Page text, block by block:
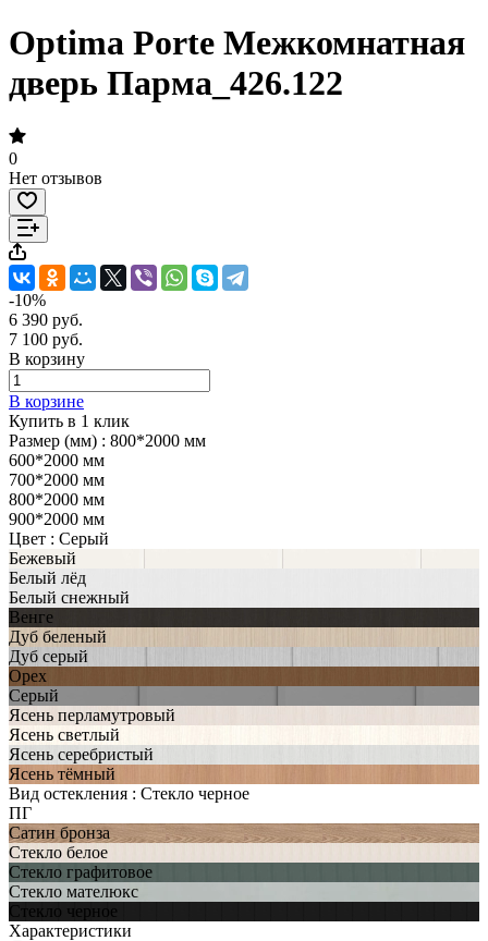
Optima Porte Межкомнатная
дверь Парма_426.122
0
Нет отзывов
-10%
6 390 руб.
7 100 руб.
В корзину
В корзине
Купить в 1 клик
Размер (мм) : 800*2000 мм
600*2000 мм
700*2000 мм
800*2000 мм
900*2000 мм
Цвет : Серый
Бежевый
Белый лёд
Белый снежный
Венге
Дуб беленый
Дуб серый
Орех
Серый
Ясень перламутровый
Ясень светлый
Ясень серебристый
Ясень тёмный
Вид остекления : Стекло черное
ПГ
Сатин бронза
Стекло белое
Стекло графитовое
Стекло мателюкс
Стекло черное
Характеристики